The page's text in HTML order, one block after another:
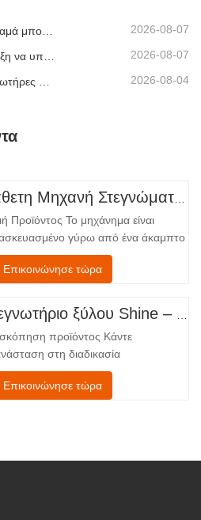
2026-08-07
2026-08-07
Μην Υπολογίζετε τους Στεγνωτήρες Καπλαμά Μόνο με Βάση τη Χωρητικότητα 2026-08-04
Κάθετη Μηχανή Στεγνώματος Καπλαμά
Προϊόντος Το μηχάνημα είναι
γύρω από ένα άκαμπτο
πλαίσιο που υποστηρίζει
ενσωματωμένες λειτουργικές
την τροφοδοσία έως την
Τμήμα Τροφοδοσίας –
με έναν μεταφορέα
και έναν μηχανισμό
Επικοινώνησε τώρα
Στεγνωτήριο ξύλου Shine – Πλήρες πρότυπο μεταφόρτωσης προϊόντος
προϊόντος Κάντε
στη διαδικασία
του καπλαμά σας με την
τεχνολογία Shenghuai Ο
Σχεδιασμένο για
Επικοινώνησε τώρα